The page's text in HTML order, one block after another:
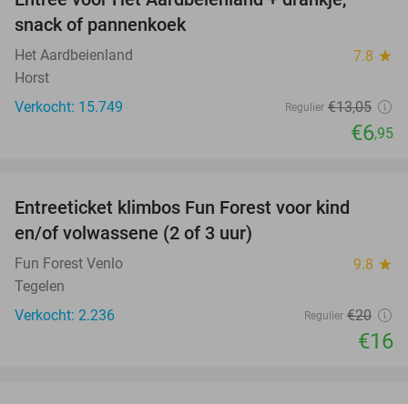
snack of pannenkoek
Het Aardbeienland 7.8 star
Horst
Verkocht: 15.749
Regulier €13,05
€6,95
Entreeticket klimbos Fun Forest voor kind
en/of volwassene (2 of 3 uur)
Fun Forest Venlo 9.8 star
Tegelen
Verkocht: 2.236
Regulier €20
€16